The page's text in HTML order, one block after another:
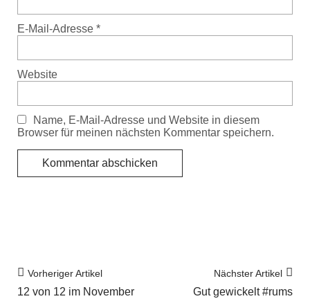
E-Mail-Adresse *
Website
Name, E-Mail-Adresse und Website in diesem
Browser für meinen nächsten Kommentar speichern.
Vorheriger Artikel
12 von 12 im November
Nächster Artikel
Gut gewickelt #rums